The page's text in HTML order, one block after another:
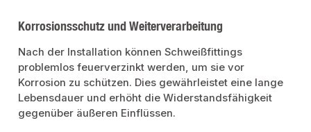
Korrosionsschutz und Weiterverarbeitung
Nach der Installation können Schweißfittings
problemlos feuerverzinkt werden, um sie vor
Korrosion zu schützen. Dies gewährleistet eine lange
Lebensdauer und erhöht die Widerstandsfähigkeit
gegenüber äußeren Einflüssen.